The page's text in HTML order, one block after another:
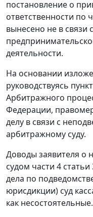
постановление о
ответственности по
вынесено не в
деятельности.
На основании
руководствуясь
Арбитражного
Федерации,
делу в связи с
арбитражному суду.
Доводы заявителя
судом части 4 статьи
дела по
юрисдикции) суд
как несостоятельные.